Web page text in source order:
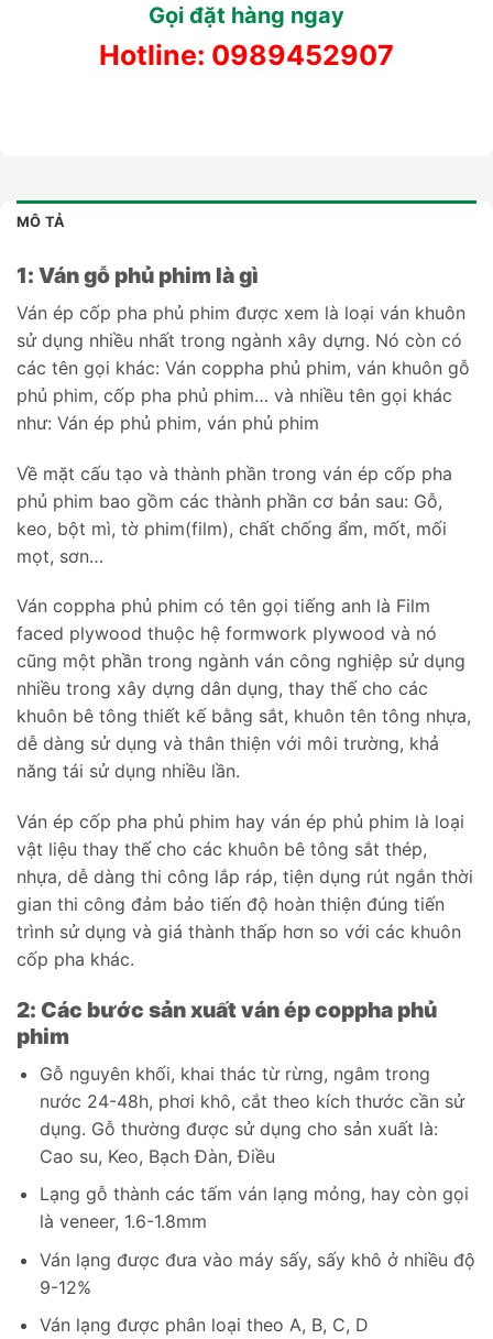
Gọi đặt hàng ngay
Hotline: 0989452907
MÔ TẢ
1: Ván gỗ phủ phim là gì
Ván ép cốp pha phủ phim được xem là loại ván khuôn
sử dụng nhiều nhất trong ngành xây dựng. Nó còn có
các tên gọi khác: Ván coppha phủ phim, ván khuôn gỗ
phủ phim, cốp pha phủ phim… và nhiều tên gọi khác
như: Ván ép phủ phim, ván phủ phim
Về mặt cấu tạo và thành phần trong ván ép cốp pha
phủ phim bao gồm các thành phần cơ bản sau: Gỗ,
keo, bột mì, tờ phim(film), chất chống ẩm, mốt, mối
mọt, sơn…
Ván coppha phủ phim có tên gọi tiếng anh là Film
faced plywood thuộc hệ formwork plywood và nó
cũng một phần trong ngành ván công nghiệp sử dụng
nhiều trong xây dựng dân dụng, thay thế cho các
khuôn bê tông thiết kế bằng sắt, khuôn tên tông nhựa,
dễ dàng sử dụng và thân thiện với môi trường, khả
năng tái sử dụng nhiều lần.
Ván ép cốp pha phủ phim hay ván ép phủ phim là loại
vật liệu thay thế cho các khuôn bê tông sắt thép,
nhựa, dễ dàng thi công lắp ráp, tiện dụng rút ngắn thời
gian thi công đảm bảo tiến độ hoàn thiện đúng tiến
trình sử dụng và giá thành thấp hơn so với các khuôn
cốp pha khác.
2: Các bước sản xuất ván ép coppha phủ
phim
Gỗ nguyên khối, khai thác từ rừng, ngâm trong
nước 24-48h, phơi khô, cắt theo kích thước cần sử
dụng. Gỗ thường được sử dụng cho sản xuất là:
Cao su, Keo, Bạch Đàn, Điều
Lạng gỗ thành các tấm ván lạng mỏng, hay còn gọi
là veneer, 1.6-1.8mm
Ván lạng được đưa vào máy sấy, sấy khô ở nhiều độ
9-12%
Ván lạng được phân loại theo A, B, C, D